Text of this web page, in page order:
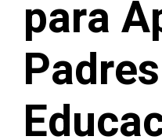
para